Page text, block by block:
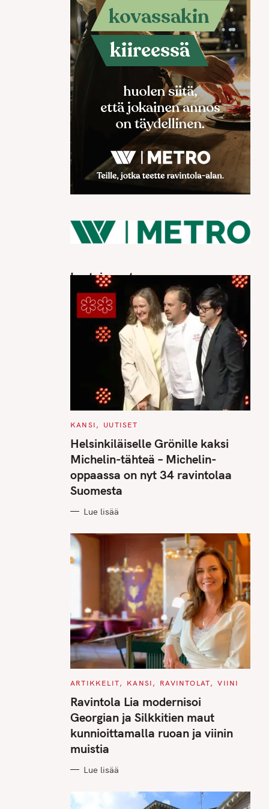
Luetuimmat
C
T
E
G
O
I
E
S
KANSI UUTISET
Helsinkiläiselle Grönille kaksi
Michelin-tähteä – Michelin-
oppaassa on nyt 34 ravintolaa
Suomesta
Lue lisää
C
T
E
G
O
R
I
S
ARTIKKELIT KANSI RAVINTOLAT VIINI
Ravintola Lia modernisoi
Georgian ja Silkkitien maut
kunnioittamalla ruoan ja viinin
muistia
Lue lisää